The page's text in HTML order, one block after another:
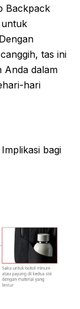
Backpack
untuk
tas ini
Anda dalam
hari
bagi